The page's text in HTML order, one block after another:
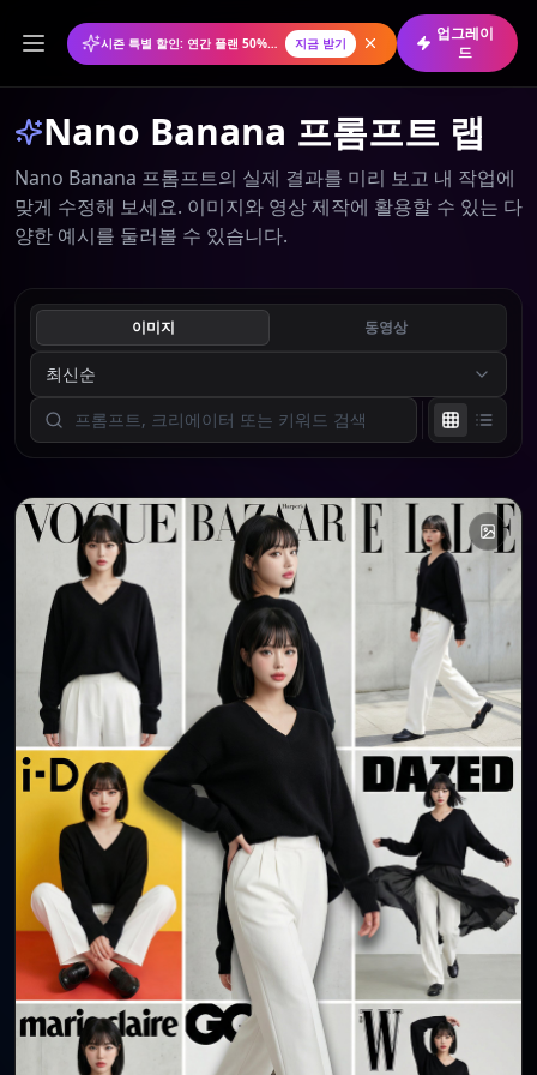
시즌 특별 할인: 연간 플랜 50% 할인 지금 받기
업그레이
드
Nano Banana 프롬프트 랩
Nano Banana 프롬프트의 실제 결과를 미리 보고 내 작업에
맞게 수정해 보세요. 이미지와 영상 제작에 활용할 수 있는 다
양한 예시를 둘러볼 수 있습니다.
이미지 동영상
최신순